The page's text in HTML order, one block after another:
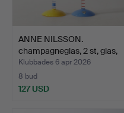
ANNE NILSSON.
champagneglas, 2 st, glas,
"…
Klubbades 6 apr 2026
8 bud
127 USD